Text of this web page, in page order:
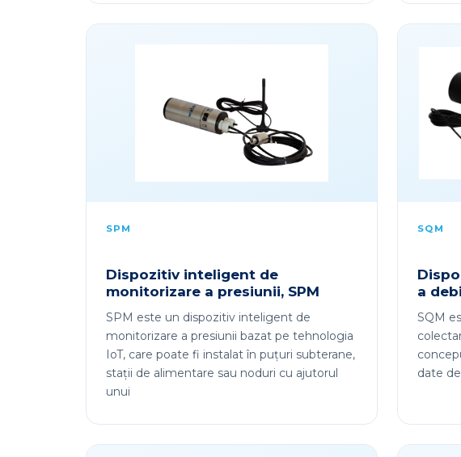
SPM
Dispozitiv inteligent de
monitorizare a presiunii, SPM
SPM este un dispozitiv inteligent de
monitorizare a presiunii bazat pe tehnologia
IoT, care poate fi instalat în puțuri subterane,
stații de alimentare sau noduri cu ajutorul
unui
SQM
a
SQM
date